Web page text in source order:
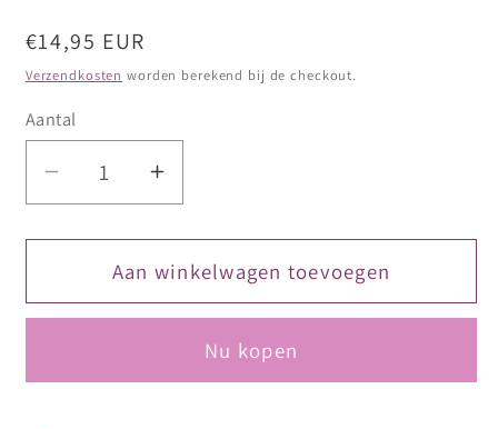
Normale
prijs
€14,95 EUR
Verzendkosten worden berekend bij de checkout.
Aantal
Aantal
verlagen
voor
Rubber
Glow
Aantal
verhogen
voor
DIVA
Rubber
Cinnamon
Glow
Aan winkelwagen toevoegen
Nu kopen